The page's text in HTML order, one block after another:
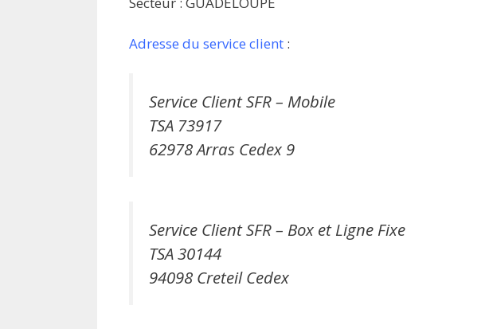
Adresse du service client :
Service Client SFR – Mobile
TSA 73917
62978 Arras Cedex 9
Service Client SFR – Box et Ligne Fixe
TSA 30144
94098 Creteil Cedex